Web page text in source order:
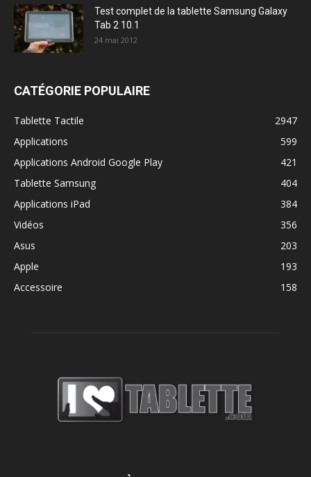
Test complet de la tablette Samsung Galaxy
Tab 2 10.1
24 mai 2012
CATÉGORIE POPULAIRE
Tablette Tactile
2947
Applications
599
Applications Android Google Play
421
Tablette Samsung
404
Applications iPad
384
Vidéos
356
Asus
203
Apple
193
Accessoire
158